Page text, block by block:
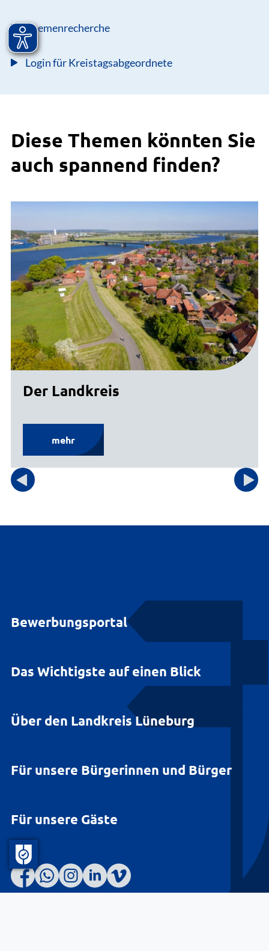
Themenrecherche
Login für Kreistagsabgeordnete
Diese Themen könnten Sie
auch spannend finden?
Der Landkreis
mehr
Bewerbungsportal
Das Wichtigste auf einen Blick
Über den Landkreis Lüneburg
Für unsere Bürgerinnen und Bürger
Für unsere Gäste